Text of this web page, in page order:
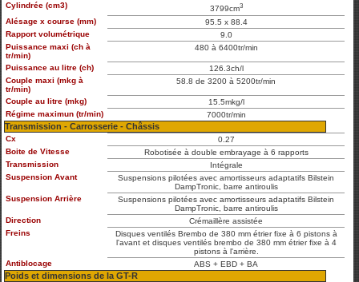
Cylindrée (cm3)
3799cm3
Alésage x course (mm)
95.5 x 88.4
Rapport volumétrique
9.0
Puissance maxi (ch à
tr/min)
480 à 6400tr/min
Puissance au litre (ch)
126.3ch/l
Couple maxi (mkg à
tr/min)
58.8 de 3200 à 5200tr/min
Couple au litre (mkg)
15.5mkg/l
Régime maximun (tr/min)
7000tr/min
Transmission - Carrosserie - Châssis
Cx
0.27
Boite de Vitesse
Robotisée à double embrayage à 6 rapports
Transmission
Intégrale
Suspension Avant
Suspensions pilotées avec amortisseurs adaptatifs Bilstein
DampTronic, barre antiroulis
Suspension Arrière
Suspensions pilotées avec amortisseurs adaptatifs Bilstein
DampTronic, barre antiroulis
Direction
Crémaillère assistée
Freins
Disques ventilés Brembo de 380 mm étrier fixe à 6 pistons à
l'avant et disques ventilés brembo de 380 mm étrier fixe à 4
pistons à l'arrière.
Antiblocage
ABS + EBD + BA
Poids et dimensions de la GT-R